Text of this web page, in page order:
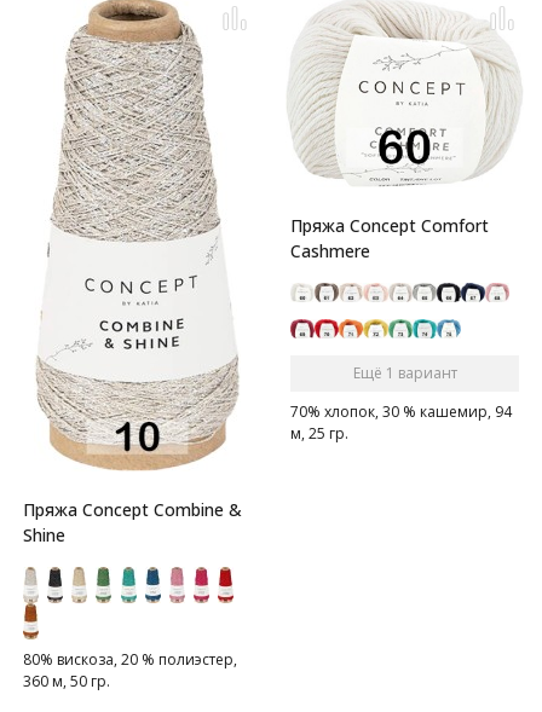
Пряжа Concept Combine &
Shine
80% вискоза, 20 % полиэстер,
360 м, 50 гр.
Пряжа Concept Comfort
Cashmere
Ещё 1 вариант
70% хлопок, 30 % кашемир, 94
м, 25 гр.